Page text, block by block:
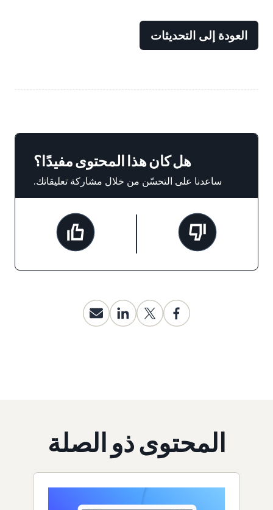
العودة إلى التحديثات
هل كان هذا المحتوى مفيدًا؟
ساعدنا على التحسّن من خلال مشاركة تعليقاتك.
المحتوى ذو الصلة